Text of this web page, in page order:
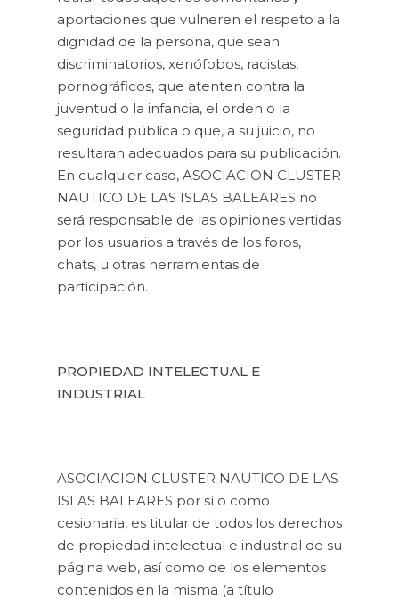
aportaciones que vulneren el respeto a la
dignidad de la persona, que sean
discriminatorios, xenófobos, racistas,
pornográficos, que atenten contra la
juventud o la infancia, el orden o la
seguridad pública o que, a su juicio, no
resultaran adecuados para su publicación.
En cualquier caso, ASOCIACION CLUSTER
NAUTICO DE LAS ISLAS BALEARES no
será responsable de las opiniones vertidas
por los usuarios a través de los foros,
chats, u otras herramientas de
participación.
PROPIEDAD INTELECTUAL E
INDUSTRIAL
ASOCIACION CLUSTER NAUTICO DE LAS
ISLAS BALEARES por sí o como
cesionaria, es titular de todos los derechos
de propiedad intelectual e industrial de su
página web, así como de los elementos
contenidos en la misma (a título